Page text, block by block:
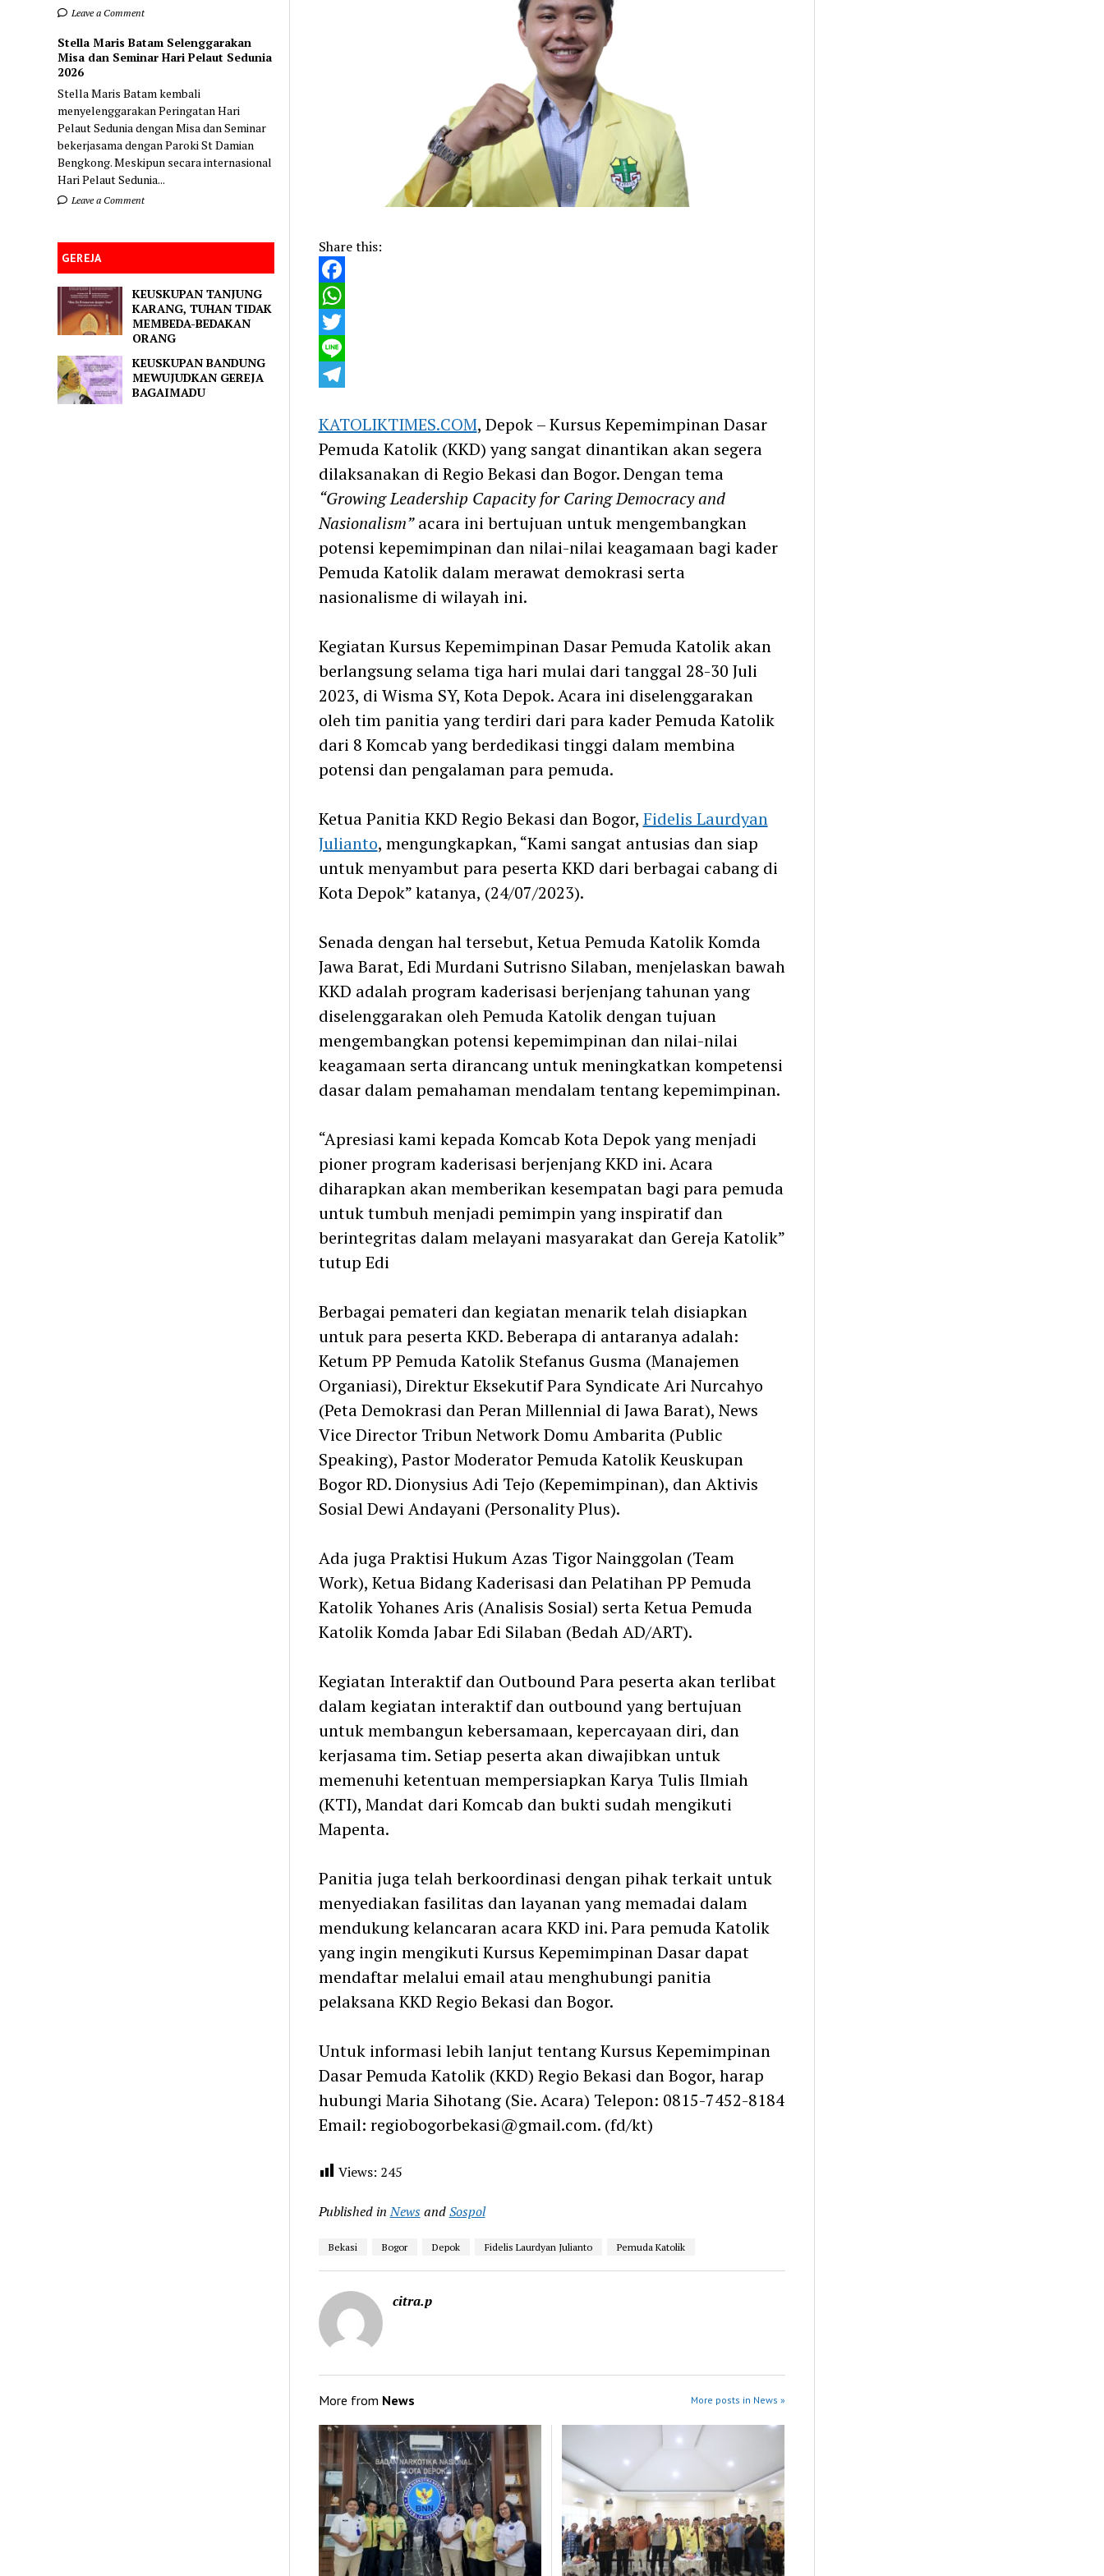
Leave a Comment
Stella Maris Batam Selenggarakan
Misa dan Seminar Hari Pelaut Sedunia
2026
Stella Maris Batam kembali
menyelenggarakan Peringatan Hari
Pelaut Sedunia dengan Misa dan Seminar
bekerjasama dengan Paroki St Damian
Bengkong. Meskipun secara internasional
Hari Pelaut Sedunia...
Leave a Comment
GEREJA
KEUSKUPAN TANJUNG
KARANG, TUHAN TIDAK
MEMBEDA-BEDAKAN
ORANG
KEUSKUPAN BANDUNG
MEWUJUDKAN GEREJA
BAGAIMADU
Share this:
Facebook
WhatsApp
Twitter
Line
KATOLIKTIMES.COM, Depok – Kursus Kepemimpinan Dasar
Pemuda Katolik (KKD) yang sangat dinantikan akan segera
dilaksanakan di Regio Bekasi dan Bogor. Dengan tema
“Growing Leadership Capacity for Caring Democracy and
Nasionalism”acara ini bertujuan untuk mengembangkan
potensi kepemimpinan dan nilai-nilai keagamaan bagi kader
Pemuda Katolik dalam merawat demokrasi serta
nasionalisme di wilayah ini.
Kegiatan Kursus Kepemimpinan Dasar Pemuda Katolik akan
berlangsung selama tiga hari mulai dari tanggal 28-30 Juli
2023, di Wisma SY, Kota Depok. Acara ini diselenggarakan
oleh tim panitia yang terdiri dari para kader Pemuda Katolik
dari 8 Komcab yang berdedikasi tinggi dalam membina
potensi dan pengalaman para pemuda.
Ketua Panitia KKD Regio Bekasi dan Bogor, Fidelis Laurdyan
Julianto, mengungkapkan, “Kami sangat antusias dan siap
untuk menyambut para peserta KKD dari berbagai cabang di
Kota Depok” katanya, (24/07/2023).
Senada dengan hal tersebut, Ketua Pemuda Katolik Komda
Jawa Barat, Edi Murdani Sutrisno Silaban, menjelaskan bawah
KKD adalah program kaderisasi berjenjang tahunan yang
diselenggarakan oleh Pemuda Katolik dengan tujuan
mengembangkan potensi kepemimpinan dan nilai-nilai
keagamaan serta dirancang untuk meningkatkan kompetensi
dasar dalam pemahaman mendalam tentang kepemimpinan.
“Apresiasi kami kepada Komcab Kota Depok yang menjadi
pioner program kaderisasi berjenjang KKD ini. Acara
diharapkan akan memberikan kesempatan bagi para pemuda
untuk tumbuh menjadi pemimpin yang inspiratif dan
berintegritas dalam melayani masyarakat dan Gereja Katolik”
tutup Edi
Berbagai pemateri dan kegiatan menarik telah disiapkan
untuk para peserta KKD. Beberapa di antaranya adalah:
Ketum PP Pemuda Katolik Stefanus Gusma (Manajemen
Organiasi), Direktur Eksekutif Para Syndicate Ari Nurcahyo
(Peta Demokrasi dan Peran Millennial di Jawa Barat), News
Vice Director Tribun Network Domu Ambarita (Public
Speaking), Pastor Moderator Pemuda Katolik Keuskupan
Bogor RD. Dionysius Adi Tejo (Kepemimpinan), dan Aktivis
Sosial Dewi Andayani (Personality Plus).
Ada juga Praktisi Hukum Azas Tigor Nainggolan (Team
Work), Ketua Bidang Kaderisasi dan Pelatihan PP Pemuda
Katolik Yohanes Aris (Analisis Sosial) serta Ketua Pemuda
Katolik Komda Jabar Edi Silaban (Bedah AD/ART).
Kegiatan Interaktif dan Outbound Para peserta akan terlibat
dalam kegiatan interaktif dan outbound yang bertujuan
untuk membangun kebersamaan, kepercayaan diri, dan
kerjasama tim. Setiap peserta akan diwajibkan untuk
memenuhi ketentuan mempersiapkan Karya Tulis Ilmiah
(KTI), Mandat dari Komcab dan bukti sudah mengikuti
Mapenta.
Panitia juga telah berkoordinasi dengan pihak terkait untuk
menyediakan fasilitas dan layanan yang memadai dalam
mendukung kelancaran acara KKD ini. Para pemuda Katolik
yang ingin mengikuti Kursus Kepemimpinan Dasar dapat
mendaftar melalui email atau menghubungi panitia
pelaksana KKD Regio Bekasi dan Bogor.
Untuk informasi lebih lanjut tentang Kursus Kepemimpinan
Dasar Pemuda Katolik (KKD) Regio Bekasi dan Bogor, harap
hubungi Maria Sihotang (Sie. Acara) Telepon: 0815-7452-8184
Email: regiobogorbekasi@gmail.com. (fd/kt)
Views: 245
Published in NewsandSospol
Bekasi Bogor Depok Fidelis Laurdyan Julianto Pemuda Katolik
citra.p
More from News More posts in News »